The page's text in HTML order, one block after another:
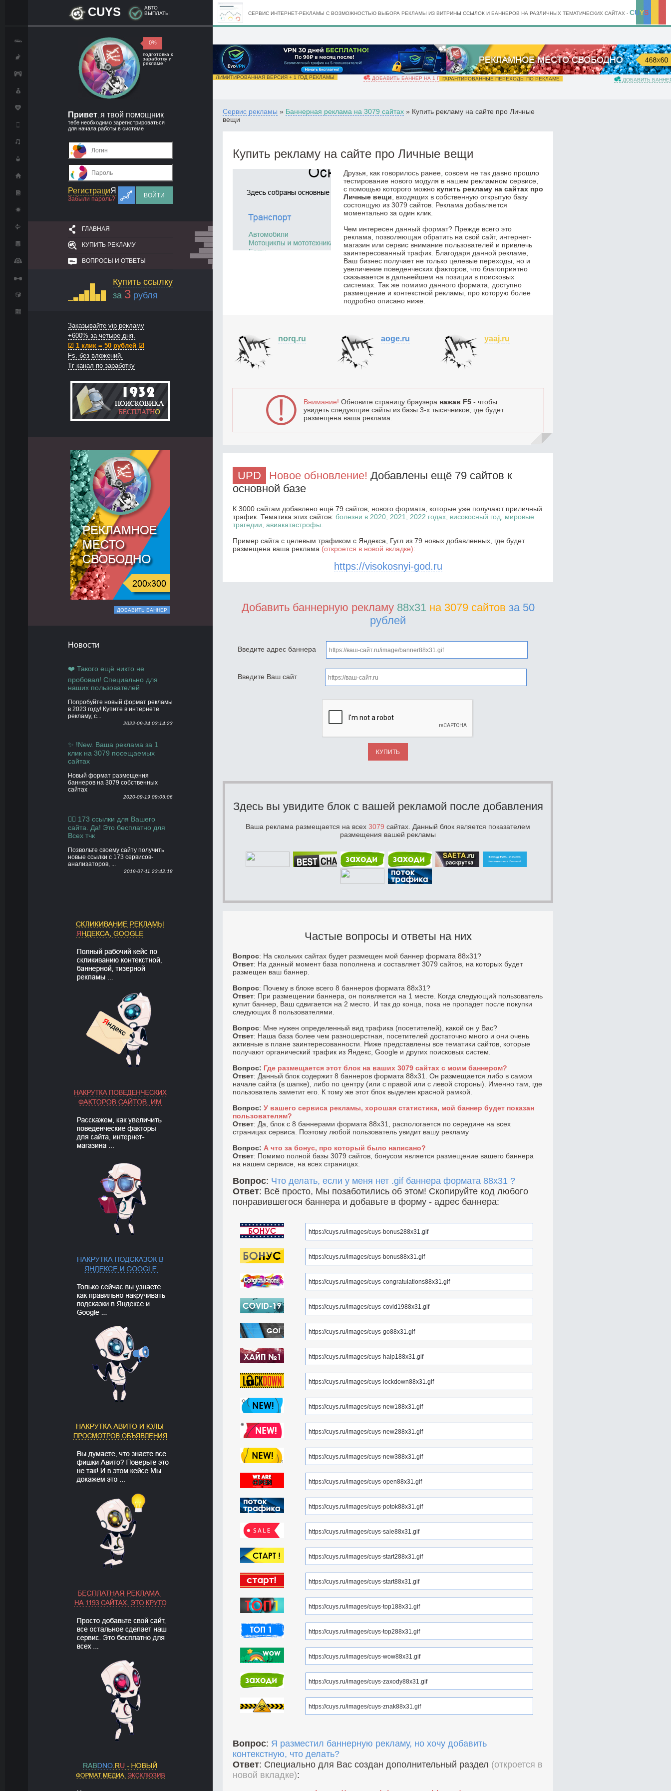
CUYS
АВТО
ВЫПЛАТЫ
0%
подготовка к
заработку и
рекламе
Привет я твой помощник
тебе необходимо зарегистрироваться
для начала работы в системе
РегистрациЯ
Забыли пароль?
ВОЙТИ
ГЛАВНАЯ
КУПИТЬ РЕКЛАМУ
ВОПРОСЫ И ОТВЕТЫ
Купить ссылку
за 3 рубля
Заказывайте vip рекламу
+600% за четыре дня.
☑ 1 клик = 50 рублей ☑
Fs. без вложений.
Тг канал по заработку
ДОБАВИТЬ БАННЕР
Новости
❤️ Такого ещё никто не
пробовал! Специально для
наших пользователей
Попробуйте новый формат рекламы
в 2023 году! Купите в интернете
рекламу, с...
2022-09-24 03:14:23
✨ !New. Ваша реклама за 1
клик на 3079 посещаемых
сайтах
Новый формат размещения
баннеров на 3079 собственных
сайтах
2020-09-19 09:05:06
👍🏻 173 ссылки для Вашего
сайта. Да! Это бесплатно для
Всех тчк
Позвольте своему сайту получить
новые ссылки с 173 сервисов-
анализаторов, ...
2019-07-11 23:42:18
СЕРВИС ИНТЕРНЕТ-РЕКЛАМЫ С ВОЗМОЖНОСТЬЮ ВЫБОРА РЕКЛАМЫ ИЗ ВИТРИНЫ ССЫЛОК И БАННЕРОВ НА РАЗЛИЧНЫХ ТЕМАТИЧЕСКИХ САЙТАХ - CUYS
ЛИМИТИРОВАННАЯ ВЕРСИЯ + 1 ГОД РЕКЛАМЫ ДОБАВИТЬ БАННЕР НА 1 ГОДГАРАНТИРОВАННЫЕ ПЕРЕХОДЫ ПО РЕКЛАМЕ ДОБАВИТЬ
Сервис рекламы » Баннерная реклама на 3079 сайтах » Купить рекламу на сайте про Личные
вещи
Купить рекламу на сайте про Личные вещи
Друзья, как говорилось ранее, совсем не так давно прошло
тестирование нового модуля в нашем рекламном сервисе,
с помощью которого можно купить рекламу на сайтах про
Личные вещи , входящих в собственную открытую базу
состоящую из 3079 сайтов. Реклама добавляется
моментально за один клик.
Чем интересен данный формат? Прежде всего это
реклама, позволяющая обратить на свой сайт, интернет-
магазин или сервис внимание пользователей и привлечь
заинтересованный трафик. Благодаря данной рекламе,
Ваш бизнес получает не только целевые переходы, но и
увеличение поведенческих факторов, что благоприятно
сказывается в дальнейшем на позиции в поисковых
системах. Так же помимо данного формата, доступно
размещение и контекстной рекламы, про которую более
подробно описано ниже.
norq.ru aoge.ru yaaj.ru
Внимание! Обновите страницу браузера нажав F5- чтобы
увидеть следующие сайты из базы 3-х тысячников, где будет
размещена ваша реклама.
UPD Новое обновление! Добавлены ещё 79 сайтов к
основной базе
К 3000 сайтам добавлено ещё 79 сайтов, нового формата, которые уже получают приличный
трафик. Тематика этих сайтов: болезни в 2020, 2021, 2022 годах, високосный год, мировые
трагедии, авиакатастрофы.
Пример сайта с целевым трафиком с Яндекса, Гугл из 79 новых добавленных, где будет
размещена ваша реклама (откроется в новой вкладке):
https://visokosnyi-god.ru
Добавить баннерную рекламу 88x31 на 3079 сайтов за 50
рублей
Введите адрес баннера
Введите Ваш сайт
КУПИТЬ
Здесь вы увидите блок с вашей рекламой после добавления
Ваша реклама размещается на всех 3079 сайтах. Данный блок является показателем
размещения вашей рекламы
Частые вопросы и ответы на них
Вопрос: На скольких сайтах будет размещен мой баннер формата 88x31?
Ответ: На данный момент база пополнена и составляет 3079 сайтов, на которых будет
размещен ваш баннер.
Вопрос: Почему в блоке всего 8 баннеров формата 88x31?
Ответ: При размещении баннера, он появляется на 1 месте. Когда следующий пользователь
купит баннер, Ваш сдвигается на 2 место. И так до конца, пока не пропадет после покупки
следующих 8 пользователями.
Вопрос: Мне нужен определенный вид трафика (посетителей), какой он у Вас?
Ответ: Наша база более чем разношерстная, посетителей достаточно много и они очень
активные в плане заинтересованности. Ниже представлены все тематики сайтов, которые
получают органический трафик из Яндекс, Google и других поисковых систем.
Вопрос: Где размещается этот блок на ваших 3079 сайтах с моим баннером?
Ответ: Данный блок содержит 8 баннеров формата 88x31. Он размещается либо в самом
начале сайта (в шапке), либо по центру (или с правой или c левой стороны). Именно там, где
пользователь заметит его. К тому же этот блок выделен красной рамкой.
Вопрос: У вашего сервиса рекламы, хорошая статистика, мой баннер будет показан
пользователям?
Ответ: Да, блок с 8 баннерами формата 88x31, распологается по середине на всех
страницах сервиса. Поэтому любой пользователь увидит вашу рекламу
Вопрос: А что за бонус, про который было написано?
Ответ: Помимо полной базы 3079 сайтов, бонусом является размещение вашего баннера
на нашем сервисе, на всех страницах.
Вопрос: Что делать, если у меня нет .gif баннера формата 88x31 ?
Ответ: Всё просто, Мы позаботились об этом! Скопируйте код любого
понравившегося баннера и добавьте в форму - адрес баннера:
Вопрос: Я разместил баннерную рекламу, но хочу добавить
контекстную, что делать?
Ответ: Специально для Вас создан дополнительный раздел (откроется в
новой вкладке):